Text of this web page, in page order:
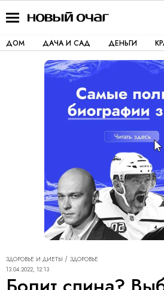
ДОМ ДАЧА И САД ДЕНЬГИ
ЗДОРОВЬЕ И ДИЕТЫ
ЗДОРОВЬЕ
13.04.2022, 12:13